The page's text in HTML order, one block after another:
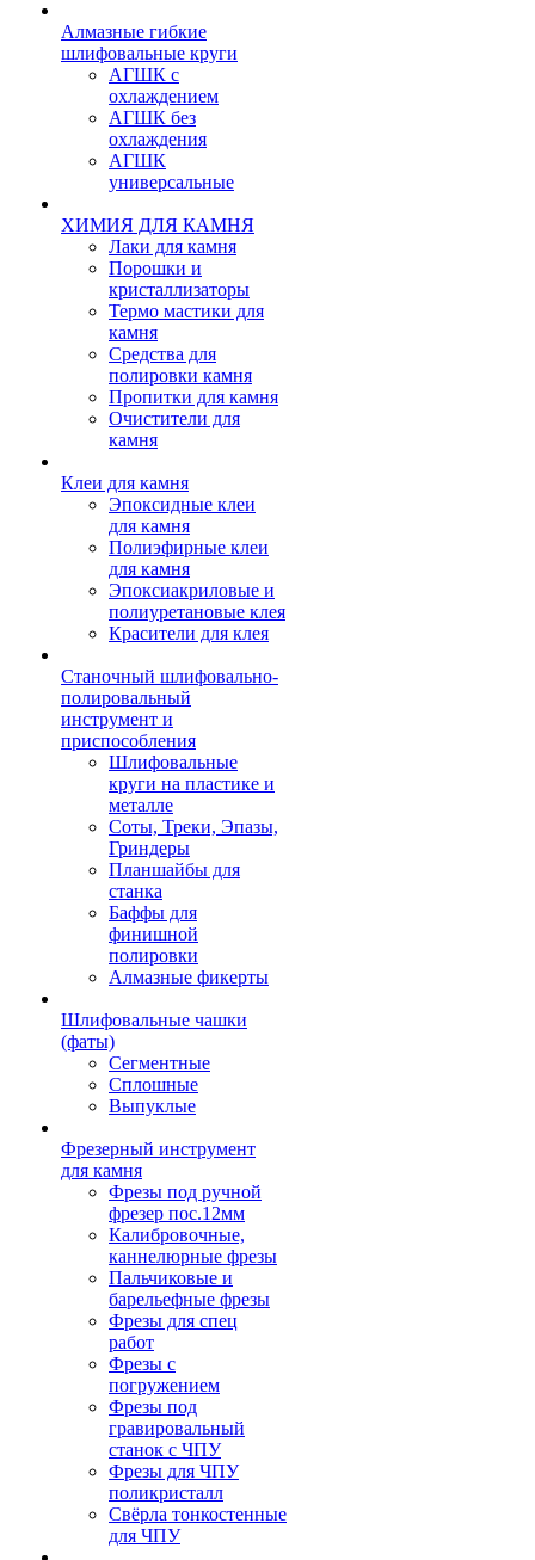
Алмазные гибкие
шлифовальные круги
АГШК с
охлаждением
АГШК без
охлаждения
АГШК
универсальные
ХИМИЯ ДЛЯ КАМНЯ
Лаки для камня
Порошки и
кристаллизаторы
Термо мастики для
камня
Средства для
полировки камня
Пропитки для камня
Очистители для
камня
Клеи для камня
Эпоксидные клеи
для камня
Полиэфирные клеи
для камня
Эпоксиакриловые и
полиуретановые клея
Красители для клея
Станочный шлифовально-
полировальный
инструмент и
приспособления
Шлифовальные
круги на пластике и
металле
Соты, Треки, Эпазы,
Гриндеры
Планшайбы для
станка
Баффы для
финишной
полировки
Алмазные фикерты
Шлифовальные чашки
(фаты)
Сегментные
Сплошные
Выпуклые
Фрезерный инструмент
для камня
Фрезы под ручной
фрезер пос.12мм
Калибровочные,
каннелюрные фрезы
Пальчиковые и
барельефные фрезы
Фрезы для спец
работ
Фрезы с
погружением
Фрезы под
гравировальный
станок с ЧПУ
Фрезы для ЧПУ
поликристалл
Свёрла тонкостенные
для ЧПУ